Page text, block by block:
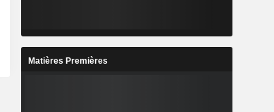
Matières Premières